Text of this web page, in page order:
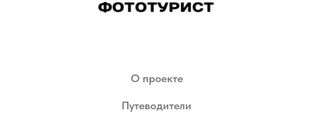
О проекте
Путеводители